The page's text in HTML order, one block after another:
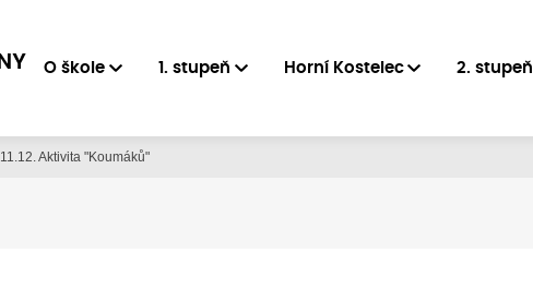
O škole 1. stupeň Horní Kostelec 2. stupeň
11.12. Aktivita "Koumáků"